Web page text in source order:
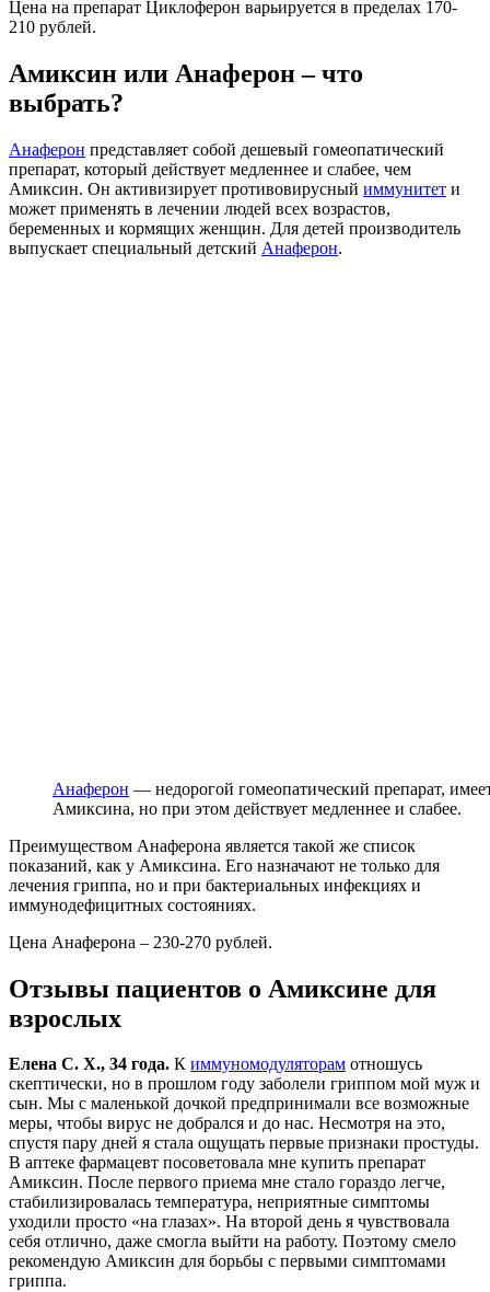
Цена на препарат Циклоферон варьируется в пределах 170-
210 рублей.
Амиксин или Анаферон – что
выбрать?
Анаферон представляет собой дешевый гомеопатический
препарат, который действует медленнее и слабее, чем
Амиксин. Он активизирует противовирусный иммунитет и
может применять в лечении людей всех возрастов,
беременных и кормящих женщин. Для детей производитель
выпускает специальный детский Анаферон.
Анаферон — недорогой гомеопатический препарат,
Амиксина, но при этом действует медленнее и слабее.
Преимуществом Анаферона является такой же список
показаний, как у Амиксина. Его назначают не только для
лечения гриппа, но и при бактериальных инфекциях и
иммунодефицитных состояниях.
Цена Анаферона – 230-270 рублей.
Отзывы пациентов о Амиксине для
взрослых
Елена С. Х., 34 года. К иммуномодуляторам отношусь
скептически, но в прошлом году заболели гриппом мой муж и
сын. Мы с маленькой дочкой предпринимали все возможные
меры, чтобы вирус не добрался и до нас. Несмотря на это,
спустя пару дней я стала ощущать первые признаки простуды.
В аптеке фармацевт посоветовала мне купить препарат
Амиксин. После первого приема мне стало гораздо легче,
стабилизировалась температура, неприятные симптомы
уходили просто «на глазах». На второй день я чувствовала
себя отлично, даже смогла выйти на работу. Поэтому смело
рекомендую Амиксин для борьбы с первыми симптомами
гриппа.